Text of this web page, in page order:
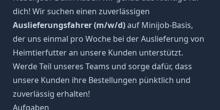
dich! Wir suchen einen zuverlässigen
Auslieferungsfahrer (m/w/d)auf Minijob-Basis,
der uns einmal pro Woche bei der Auslieferung von
Heimtierfutter an unsere Kunden unterstützt.
Werde Teil unseres Teams und sorge dafür, dass
unsere Kunden ihre Bestellungen pünktlich und
zuverlässig erhalten!
Aufgaben